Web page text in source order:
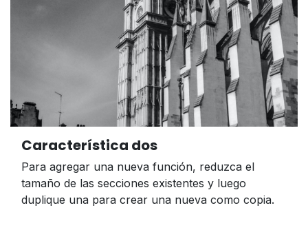
Característica dos
Para agregar una nueva función, reduzca el
tamaño de las secciones existentes y luego
duplique una para crear una nueva como copia.